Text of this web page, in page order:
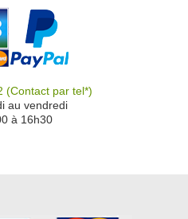
(Contact par tel*)
au vendredi
à 16h30